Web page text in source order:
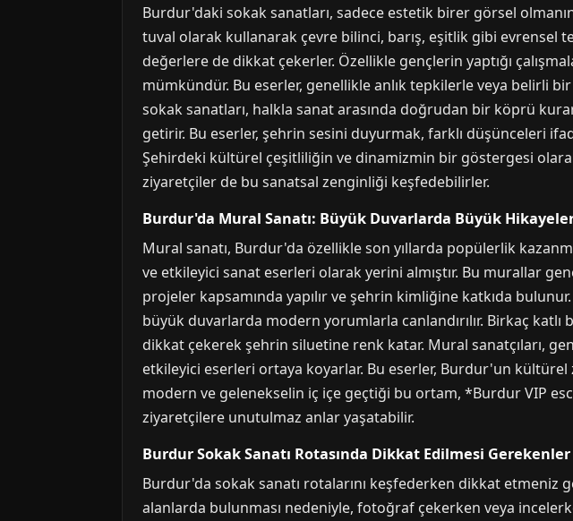
Burdur'daki sokak sanatları, sadece estetik birer görsel
tuval olarak kullanarak çevre bilinci, barış, eşitlik gibi evrensel
değerlere de dikkat çekerler. Özellikle gençlerin yaptığı
mümkündür. Bu eserler, genellikle anlık tepkilerle veya belirli
sokak sanatları, halkla sanat arasında doğrudan bir köprü
getirir. Bu eserler, şehrin sesini duyurmak, farklı düşünceleri
Şehirdeki kültürel çeşitliliğin ve dinamizmin bir göstergesi
ziyaretçiler de bu sanatsal zenginliği keşfedebilirler.
Burdur'da Mural Sanatı: Büyük Duvarlarda Büyük
Mural sanatı, Burdur'da özellikle son yıllarda popülerlik
ve etkileyici sanat eserleri olarak yerini almıştır. Bu murallar
projeler kapsamında yapılır ve şehrin kimliğine katkıda
büyük duvarlarda modern yorumlarla canlandırılır. Birkaç
dikkat çekerek şehrin siluetine renk katar. Mural sanatçıları,
etkileyici eserleri ortaya koyarlar. Bu eserler, Burdur'un
modern ve gelenekselin iç içe geçtiği bu ortam, *Burdur VIP
ziyaretçilere unutulmaz anlar yaşatabilir.
Burdur Sokak Sanatı Rotasında Dikkat Edilmesi Gerekenler
Burdur'da sokak sanatı rotalarını keşfederken dikkat etmeniz
alanlarda bulunması nedeniyle, fotoğraf çekerken veya